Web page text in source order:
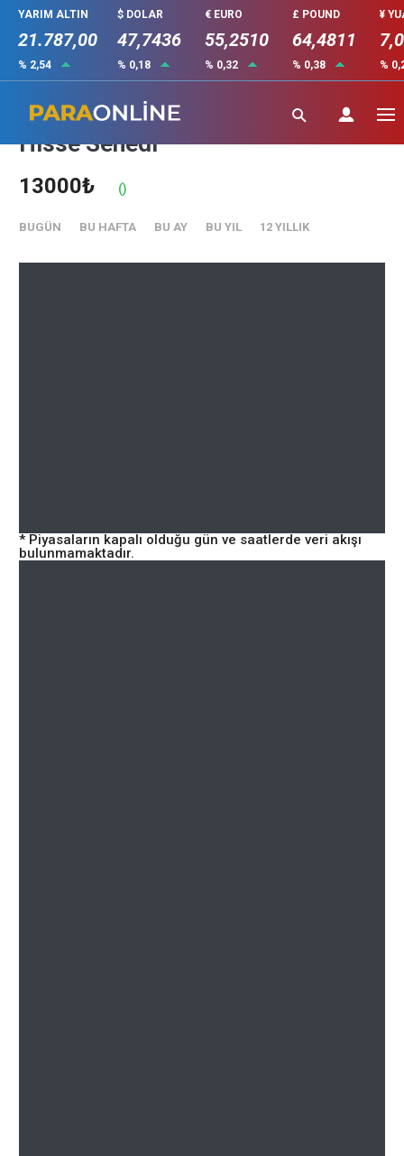
YARIM ALTIN
21.787,00
% 2,54
$ DOLAR
47,7436
% 0,18
€ EURO
55,2510
% 0,32
£ POUND
64,4811
% 0,38
¥
%
LYDIA YESIL ENERJI (LYDYE)
Hisse Senedi
13000₺ ()
BUGÜN BU HAFTA BU AY BU YIL 12 YILLIK
* Piyasaların kapalı olduğu gün ve saatlerde veri akışı
bulunmamaktadır.